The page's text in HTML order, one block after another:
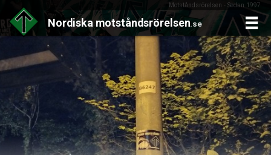
Motståndsrörelsen - Sedan 1997
Nordiska motståndsrörelsen.se
content